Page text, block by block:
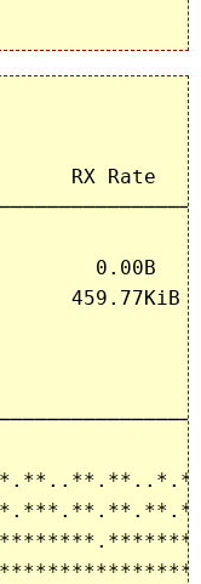
RX Rate
0.00B
459.77KiB